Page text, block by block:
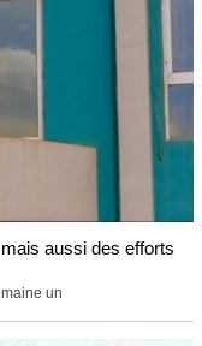
aussi des efforts
un